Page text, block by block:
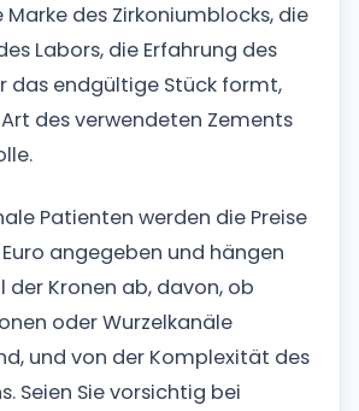
Marke des Zirkoniumblocks, die
Labors, die Erfahrung des
das endgültige Stück formt,
des verwendeten Zements
Patienten werden die Preise
angegeben und hängen
der Kronen ab, davon, ob
oder Wurzelkanäle
und von der Komplexität des
Seien Sie vorsichtig bei